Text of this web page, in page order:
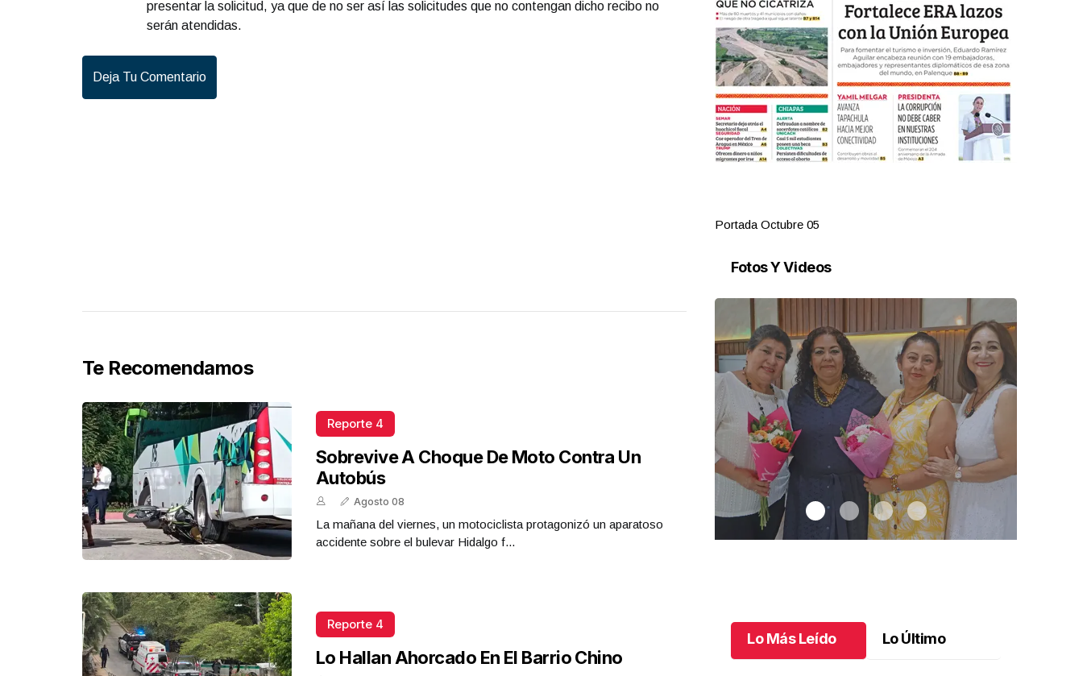
presentar la solicitud, ya que de no ser así las solicitudes que no contengan dicho recibo no
serán atendidas.
Deja Tu Comentario
Te Recomendamos
Reporte 4
Sobrevive A Choque De Moto Contra Un
Autobús
Agosto 08
La mañana del viernes, un motociclista protagonizó un aparatoso
accidente sobre el bulevar Hidalgo f...
Reporte 4
Lo Hallan Ahorcado En El Barrio Chino
Portada Octubre 05
Fotos Y Videos
Lo Más Leído Lo Último